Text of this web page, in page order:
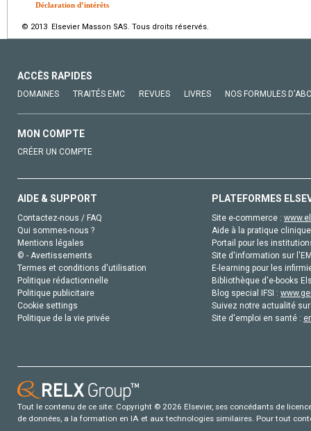
Déclaration d’intérêts
© 2013 Elsevier Masson SAS. Tous droits réservés.
ACCÈS RAPIDES
DOMAINES TRAITÉS EMC REVUES LIVRES NOS FORMULES
MON COMPTE
CRÉER UN COMPTE
AIDE & SUPPORT
Contactez-nous / FAQ
Qui sommes-nous ?
Mentions légales
© - Avertissements
Termes et conditions d'utilisation
Politique rédactionnelle
Politique publicitaire
Cookie settings
Politique de la vie privée
PLATEFORMES
Site e-commerce :
Aide à la pratique
Portail pour les
Site d'information sur
E-learning pour les
Bibliothèque d'e-books
Blog special IFSI :
Suivez notre actualité
Site d'emploi en santé :
Tout le contenu de ce site: Copyright © 2026 Elsevier, ses concédants de
de données, a la formation en IA et aux technologies similaires. Pour tout